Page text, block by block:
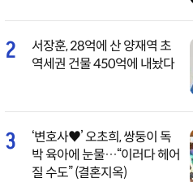
2
서장훈, 28억에 산 양재역 초
역세권 건물 450억에 내놨다
3
‘변호사♥’ 오초희, 쌍둥이 독
박 육아에 눈물…“이러다 헤어
질 수도” (결혼지옥)